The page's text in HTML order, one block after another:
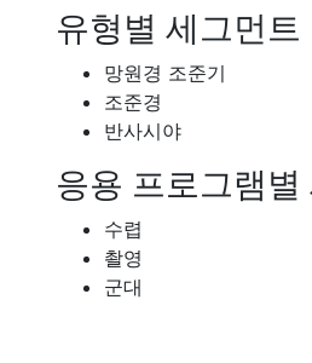
유형별 세그먼트
망원경 조준기
조준경
반사시야
응용 프로그램별
수렵
촬영
군대